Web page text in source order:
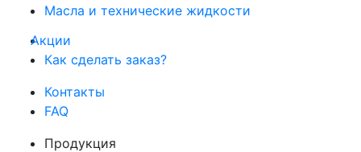
Масла и технические жидкости
Акции
Как сделать заказ?
Контакты
FAQ
Продукция